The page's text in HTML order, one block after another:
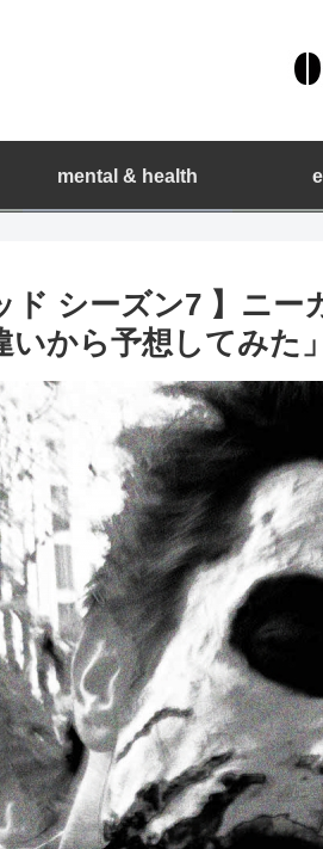
mental & health
ド シーズン7 】ニー
いから予想してみた」